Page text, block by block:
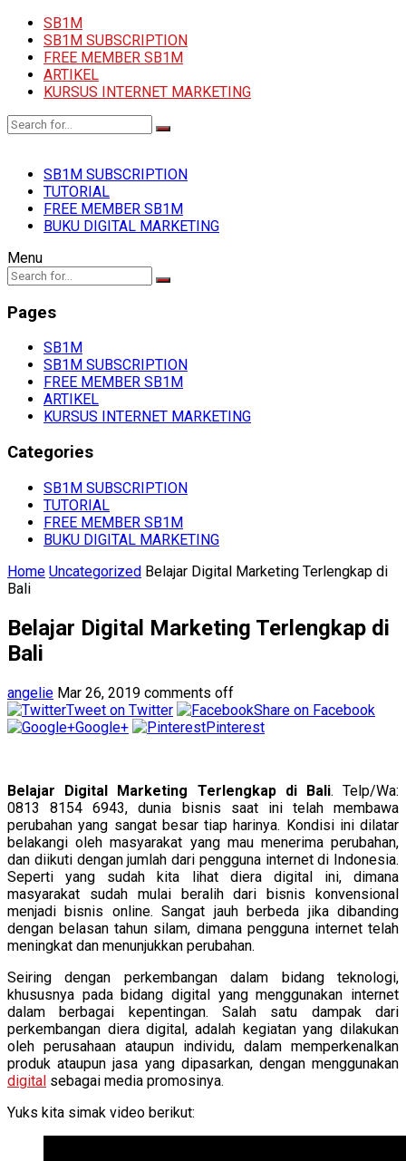
SB1M
SB1M SUBSCRIPTION
FREE MEMBER SB1M
ARTIKEL
KURSUS INTERNET MARKETING
SB1M SUBSCRIPTION
TUTORIAL
FREE MEMBER SB1M
BUKU DIGITAL MARKETING
Menu
Pages
SB1M
SB1M SUBSCRIPTION
FREE MEMBER SB1M
ARTIKEL
KURSUS INTERNET MARKETING
Categories
SB1M SUBSCRIPTION
TUTORIAL
FREE MEMBER SB1M
BUKU DIGITAL MARKETING
Home Uncategorized Belajar Digital Marketing Terlengkap di
Bali
Belajar Digital Marketing Terlengkap di
Bali
angelie Mar 26, 2019 comments off
Tweet on Twitter
Share on Facebook
Google+
Pinterest
Belajar Digital Marketing Terlengkap di Bali. Telp/Wa:
0813 8154 6943, dunia bisnis saat ini telah membawa
perubahan yang sangat besar tiap harinya. Kondisi ini dilatar
belakangi oleh masyarakat yang mau menerima perubahan,
dan diikuti dengan jumlah dari pengguna internet di Indonesia.
Seperti yang sudah kita lihat diera digital ini, dimana
masyarakat sudah mulai beralih dari bisnis konvensional
menjadi bisnis online. Sangat jauh berbeda jika dibanding
dengan belasan tahun silam, dimana pengguna internet telah
meningkat dan menunjukkan perubahan.
Seiring dengan perkembangan dalam bidang teknologi,
khususnya pada bidang digital yang menggunakan internet
dalam berbagai kepentingan. Salah satu dampak dari
perkembangan diera digital, adalah kegiatan yang dilakukan
oleh perusahaan ataupun individu, dalam memperkenalkan
produk ataupun jasa yang dipasarkan, dengan menggunakan
digital sebagai media promosinya.
Yuks kita simak video berikut: